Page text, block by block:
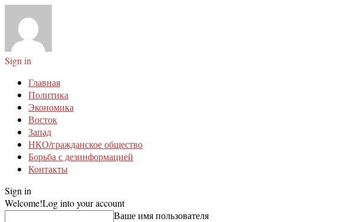
Sign in
Главная
Политика
Экономика
Восток
Запад
НКО/гражданское общество
Борьба с дезинформацией
Контакты
Sign in
Welcome!Log into your account
Ваше имя пользователя